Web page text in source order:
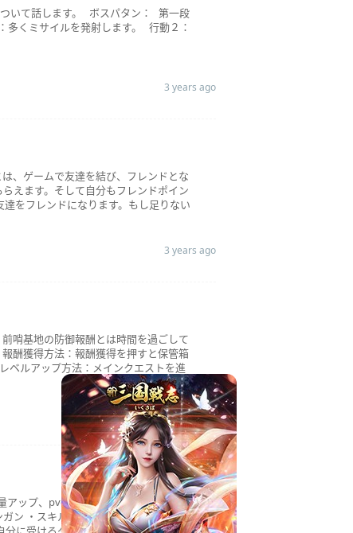
いて話します。 ボスパタン： 第一段
くミサイルを発射します。 行動２：
3 years ago
、ゲームで友達を結び、フレンドとな
えます。そして自分もフレンドポイン
をフレンドになります。もし足りない
3 years ago
哨基地の防御報酬とは時間を過ごして
酬獲得方法：報酬獲得を押すと保管箱
ベルアップ方法：メインクエストを進
3 years ago
アップ、pveの使用ところは狭いです。
ン ・スキル１：回復効果が適用される